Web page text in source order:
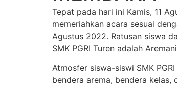
Tepat pada hari ini Kamis, 11
memeriahkan acara sesuai
Agustus 2022. Ratusan siswa
SMK PGRI Turen adalah
Atmosfer siswa-siswi SMK
bendera arema, bendera